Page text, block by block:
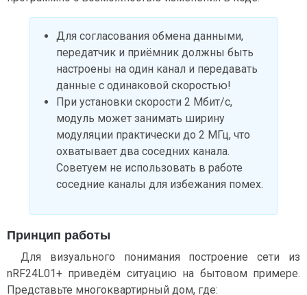
Для согласования обмена данными,
передатчик и приёмник должны быть
настроены на один канал и передавать
данные с одинаковой скоростью!
При установки скорости 2 Мбит/с,
модуль может занимать ширину
модуляции практически до 2 МГц, что
охватывает два соседних канала.
Советуем не использовать в работе
соседние каналы для избежания помех.
Принцип работы
Для визуального понимания построение сети из
nRF24L01+ приведём ситуацию на бытовом примере.
Представьте многоквартирный дом, где: